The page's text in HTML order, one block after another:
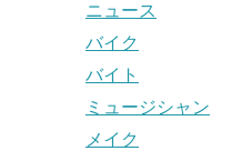
ニュース
バイク
バイト
ミュージシャン
メイク